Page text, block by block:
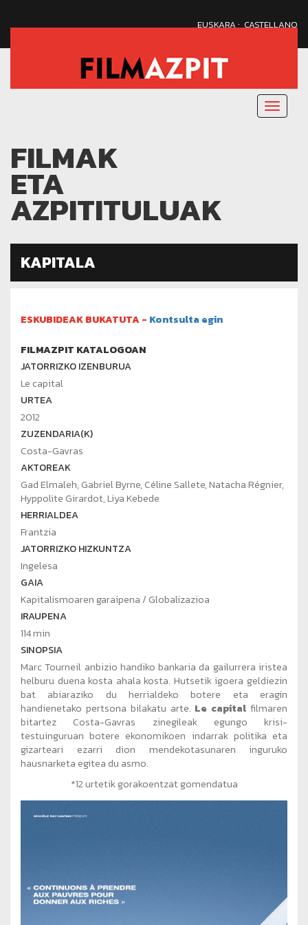
EUSKARA·CASTELLANO
Menu
FILMAK
ETA
AZPITITULUAK
KAPITALA
ESKUBIDEAK BUKATUTA - Kontsulta egin
FILMAZPIT KATALOGOAN
JATORRIZKO IZENBURUA
Le capital
URTEA
2012
ZUZENDARIA(K)
Costa-Gavras
AKTOREAK
Gad Elmaleh, Gabriel Byrne, Céline Sallete, Natacha Régnier,
Hyppolite Girardot, Liya Kebede
HERRIALDEA
Frantzia
JATORRIZKO HIZKUNTZA
Ingelesa
GAIA
Kapitalismoaren garaipena / Globalizazioa
IRAUPENA
114 min
SINOPSIA
Marc Tourneil anbizio handiko bankaria da gailurrera iristea
helburu duena kosta ahala kosta. Hutsetik igoera geldiezin
bat abiaraziko du herrialdeko botere eta eragin
handienetako pertsona bilakatu arte. Le capital filmaren
bitartez Costa-Gavras zinegileak egungo krisi-
testuinguruan botere ekonomikoen indarrak politika eta
gizarteari ezarri dion mendekotasunaren inguruko
hausnarketa egitea du asmo.
*12 urtetik gorakoentzat gomendatua